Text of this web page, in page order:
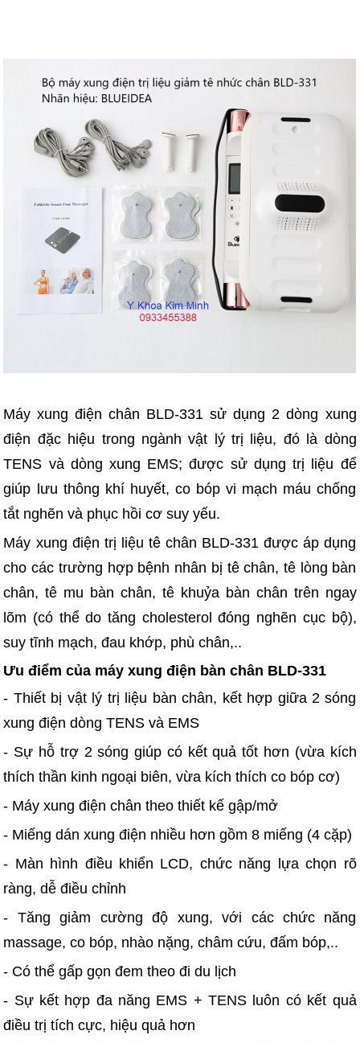
Máy xung điện chân BLD-331 sử dụng 2 dòng xung
điện đặc hiệu trong ngành vật lý trị liệu, đó là dòng
TENS và dòng xung EMS; được sử dụng trị liệu để
giúp lưu thông khí huyết, co bóp vi mạch máu chống
tắt nghẽn và phục hồi cơ suy yếu.
Máy xung điện trị liệu tê chân BLD-331 được áp dụng
cho các trường hợp bệnh nhân bị tê chân, tê lòng bàn
chân, tê mu bàn chân, tê khuỷa bàn chân trên ngay
lõm (có thể do tăng cholesterol đóng nghẽn cục bộ),
suy tĩnh mạch, đau khớp, phù chân,..
Ưu điểm của máy xung điện bàn chân BLD-331
- Thiết bị vật lý trị liệu bàn chân, kết hợp giữa 2 sóng
xung điện dòng TENS và EMS
- Sự hỗ trợ 2 sóng giúp có kết quả tốt hơn (vừa kích
thích thần kinh ngoại biên, vừa kích thích co bóp cơ)
- Máy xung điện chân theo thiết kế gập/mở
- Miếng dán xung điện nhiều hơn gồm 8 miếng (4 cặp)
- Màn hình điều khiển LCD, chức năng lựa chọn rõ
ràng, dễ điều chỉnh
- Tăng giảm cường độ xung, với các chức năng
massage, co bóp, nhào nặng, châm cứu, đấm bóp,..
- Có thể gấp gọn đem theo đi du lịch
- Sự kết hợp đa năng EMS + TENS luôn có kết quả
điều trị tích cực, hiệu quả hơn